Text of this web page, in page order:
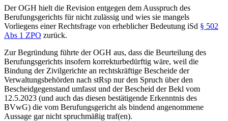
Der OGH hielt die Revision entgegen dem Ausspruch des
Berufungsgerichts für nicht zulässig und wies sie mangels
Vorliegens einer Rechtsfrage von erheblicher Bedeutung iSd § 502
Abs 1 ZPO zurück.
Zur Begründung führte der OGH aus, dass die Beurteilung des
Berufungsgerichts insofern korrekturbedürftig wäre, weil die
Bindung der Zivilgerichte an rechtskräftige Bescheide der
Verwaltungsbehörden nach stRsp nur den Spruch über den
Bescheidgegenstand umfasst und der Bescheid der Bekl vom
12.5.2023 (und auch das diesen bestätigende Erkenntnis des
BVwG) die vom Berufungsgericht als bindend angenommene
Aussage gar nicht spruchmäßig traf(en).